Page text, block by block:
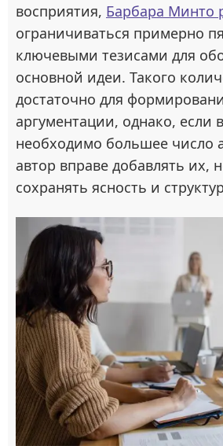
восприятия, Барбара Минто
ограничиваться примерно
ключевыми тезисами для
основной идеи. Такого
достаточно для
аргументации, однако, если
необходимо большее число
автор вправе добавлять их,
сохранять ясность и